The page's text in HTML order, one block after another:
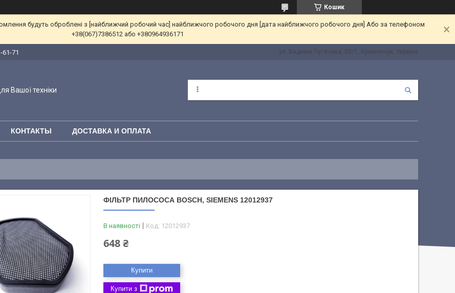
Кошик
будуть оброблені з [найближчий робочий час] найближчого робочого дня [дата найближчого робочого дня] Або за телефоном
+38(067)7386512 або +380964936171
61-71 ул. Вадима Пугачева, 55/1, Кременчук, Україна
Вашої техніки
КОНТАКТЫ ДОСТАВКА И ОПЛАТА
ФІЛЬТР ПИЛОСОСА BOSCH, SIEMENS 12012937
В наявності Код: 12012937
648 ₴
Купити
Купити з